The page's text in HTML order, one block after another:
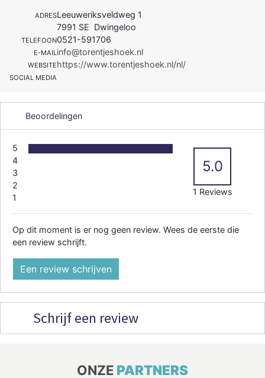
ADRESLeeuweriksveldweg 1
7991 SE Dwingeloo
TELEFOON0521-591706
E-MAILinfo@torentjeshoek.nl
WEBSITEhttps://www.torentjeshoek.nl/nl/
SOCIAL MEDIA
Beoordelingen
5
4
3
2
1
5.0
1 Reviews
Op dit moment is er nog geen review. Wees de eerste die
een review schrijft.
Een review schrijven
Schrijf een review
ONZE PARTNERS